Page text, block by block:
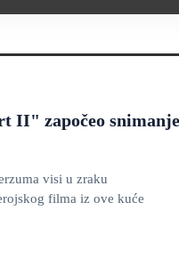
II" započeo snimanje
visi u zraku
filma iz ove kuće